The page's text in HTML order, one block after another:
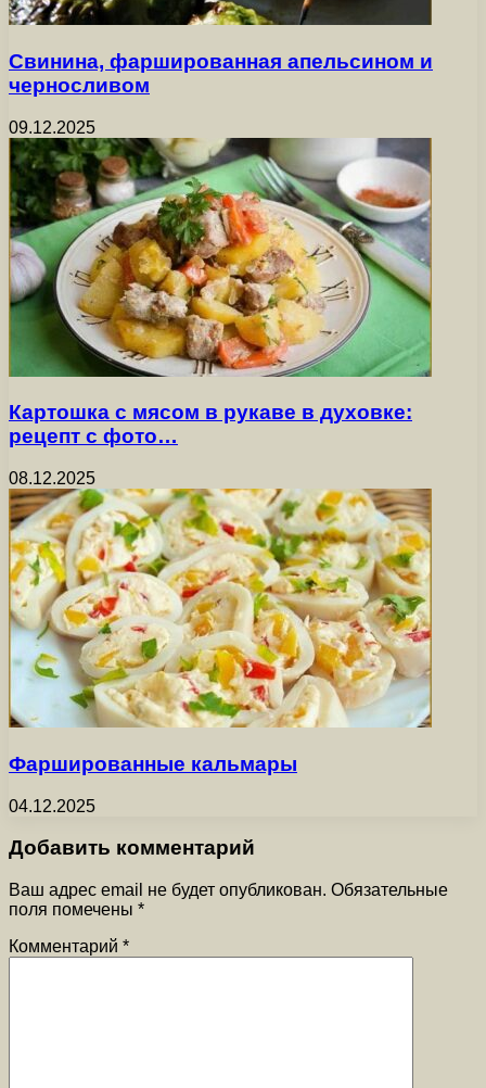
Свинина, фаршированная апельсином и
черносливом
09.12.2025
Картошка с мясом в рукаве в духовке:
рецепт с фото…
08.12.2025
Фаршированные кальмары
04.12.2025
Добавить комментарий
Ваш адрес email не будет опубликован. Обязательные
поля помечены *
Комментарий *